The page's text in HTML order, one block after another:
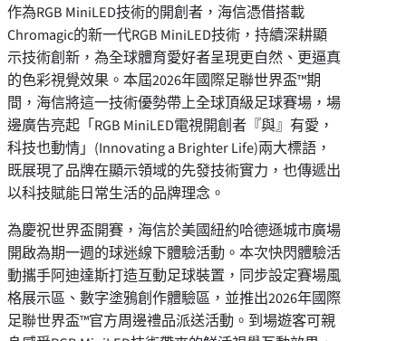
作為RGB MiniLED技術的開創者，海信憑借搭載
Chromagic的新一代RGB MiniLED技術，持續深耕顯
示技術創新，為全球體育愛好者呈現更自然、更逼真
的色彩視覺效果。本屆2026年國際足聯世界盃™期
間，海信將這一技術優勢帶上全球頂級足球賽場，場
邊廣告亮起「RGB MiniLED電視開創者『與』有愛，
科技也動情」(Innovating a Brighter Life)兩大標語，
既展現了品牌在顯示領域的先發技術實力，也傳遞出
以科技賦能日常生活的品牌理念。
為慶祝世界盃開賽，海信於美國紐約哈德遜城市廣場
開啟為期一週的球迷線下體驗活動。本次快閃體驗活
動攜手阿迪達斯打造互動足球裝置，同步設定賽場風
格展示區、數字塗鴉創作體驗區，並推出2026年國際
足聯世界盃™官方周邊禮品派送活動。到場遊客可親